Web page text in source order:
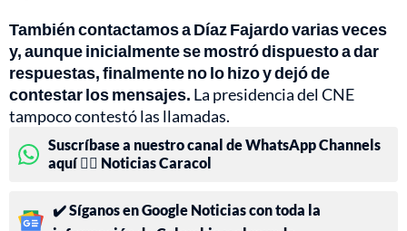
También contactamos a Díaz Fajardo varias veces
y, aunque inicialmente se mostró dispuesto a dar
respuestas, finalmente no lo hizo y dejó de
contestar los mensajes. La presidencia del CNE
tampoco contestó las llamadas.
Suscríbase a nuestro canal de WhatsApp Channels
aquí 👉🏻 Noticias Caracol
✔️ Síganos en Google Noticias con toda la